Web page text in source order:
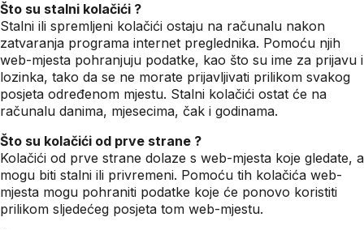
Što su stalni kolačići ?
Stalni ili spremljeni kolačići ostaju na računalu nakon
zatvaranja programa internet preglednika. Pomoću njih
web-mjesta pohranjuju podatke, kao što su ime za prijavu i
lozinka, tako da se ne morate prijavljivati prilikom svakog
posjeta određenom mjestu. Stalni kolačići ostat će na
računalu danima, mjesecima, čak i godinama.
Što su kolačići od prve strane ?
Kolačići od prve strane dolaze s web-mjesta koje gledate, a
mogu biti stalni ili privremeni. Pomoću tih kolačića web-
mjesta mogu pohraniti podatke koje će ponovo koristiti
prilikom sljedećeg posjeta tom web-mjestu.